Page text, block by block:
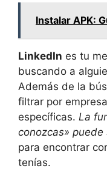
Instalar APK:
LinkedIn es tu
buscando a
Además de la
filtrar por
específicas. La
conozcas»
para encontrar
tenías.